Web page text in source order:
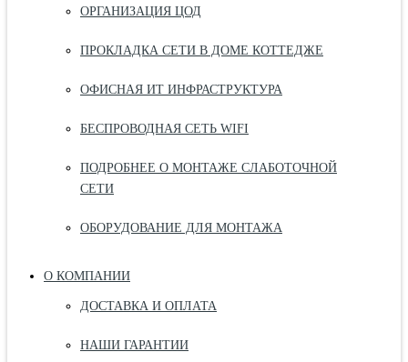
ОРГАНИЗАЦИЯ ЦОД
ПРОКЛАДКА СЕТИ В ДОМЕ КОТТЕДЖЕ
ОФИСНАЯ ИТ ИНФРАСТРУКТУРА
БЕСПРОВОДНАЯ СЕТЬ WIFI
ПОДРОБНЕЕ О МОНТАЖЕ СЛАБОТОЧНОЙ
СЕТИ
ОБОРУДОВАНИЕ ДЛЯ МОНТАЖА
О КОМПАНИИ
ДОСТАВКА И ОПЛАТА
НАШИ ГАРАНТИИ